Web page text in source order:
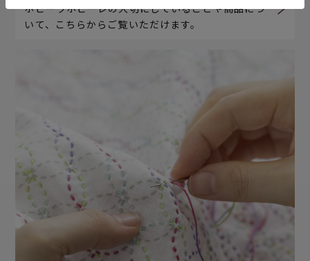
ホビーラホビーレの大切にしていることや商品につ
いて、こちらからご覧いただけます。